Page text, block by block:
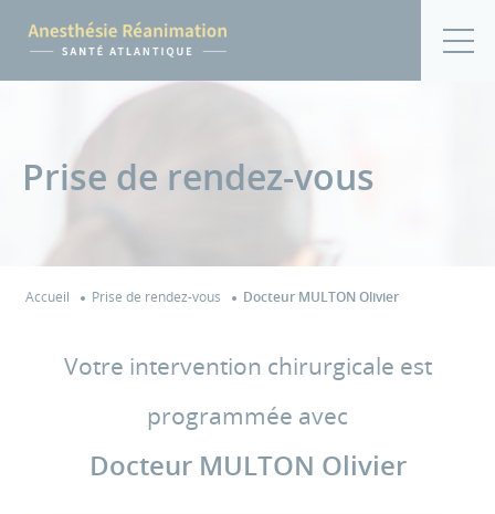
Prise de rendez-vous
Accueil Prise de rendez-vous Docteur MULTON Olivier
Votre intervention chirurgicale est
programmée avec
Docteur MULTON Olivier